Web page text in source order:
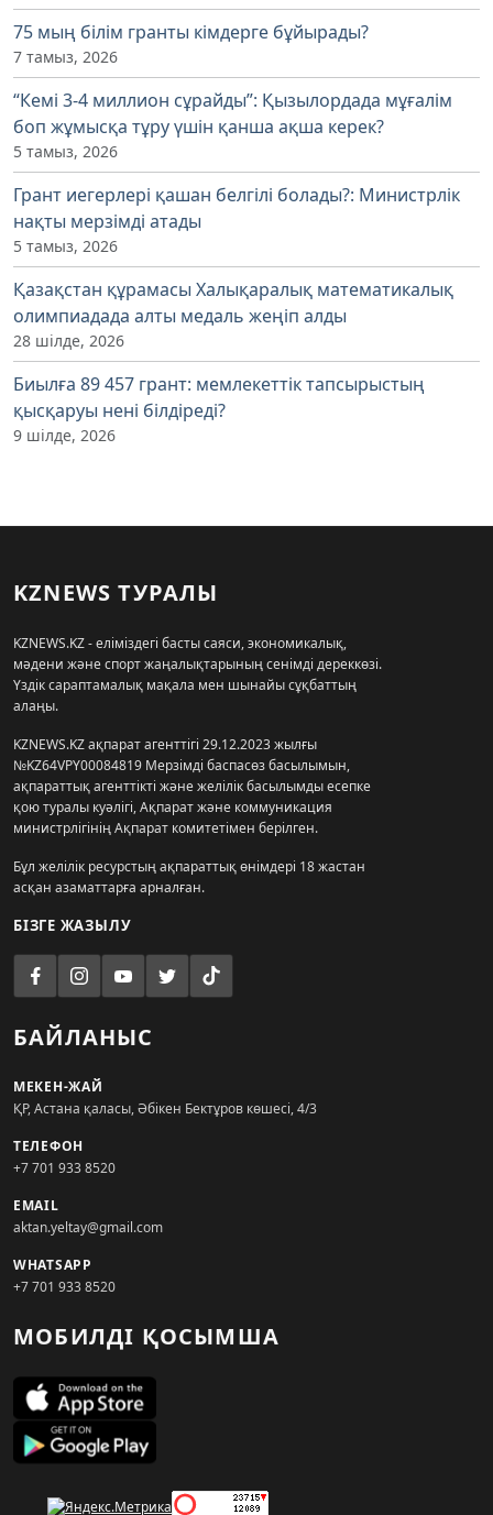
75 мың білім гранты кімдерге бұйырады?
7 тамыз, 2026
“Кемі 3-4 миллион сұрайды”: Қызылордада мұғалім
боп жұмысқа тұру үшін қанша ақша керек?
5 тамыз, 2026
Грант иегерлері қашан белгілі болады?: Министрлік
нақты мерзімді атады
5 тамыз, 2026
Қазақстан құрамасы Халықаралық математикалық
олимпиадада алты медаль жеңіп алды
28 шілде, 2026
Биылға 89 457 грант: мемлекеттік тапсырыстың
қысқаруы нені білдіреді?
9 шілде, 2026
KZNEWS ТУРАЛЫ
KZNEWS.KZ - еліміздегі басты саяси, экономикалық,
мәдени және спорт жаңалықтарының сенімді дереккөзі.
Үздік сараптамалық мақала мен шынайы сұқбаттың
алаңы.
KZNEWS.KZ ақпарат агенттігі 29.12.2023 жылғы
№KZ64VPY00084819 Мерзімді баспасөз басылымын,
ақпараттық агенттікті және желілік басылымды есепке
қою туралы куәлігі, Ақпарат және коммуникация
министрлігінің Ақпарат комитетімен берілген.
Бұл желілік ресурстың ақпараттық өнімдері 18 жастан
асқан азаматтарға арналған.
БІЗГЕ ЖАЗЫЛУ
БАЙЛАНЫС
МЕКЕН-ЖАЙ
ҚР, Астана қаласы, Әбікен Бектұров көшесі, 4/3
ТЕЛЕФОН
+7 701 933 8520
EMAIL
aktan.yeltay@gmail.com
WHATSAPP
+7 701 933 8520
МОБИЛДІ ҚОСЫМША